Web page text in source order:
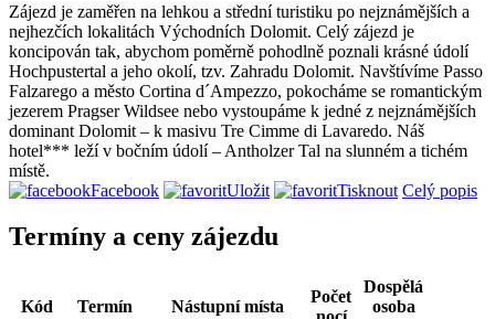
Zájezd je zaměřen na lehkou a střední turistiku po nejznámějších a
nejhezčích lokalitách Východních Dolomit. Celý zájezd je
koncipován tak, abychom poměrně pohodlně poznali krásné údolí
Hochpustertal a jeho okolí, tzv. Zahradu Dolomit. Navštívíme Passo
Falzarego a město Cortina d´Ampezzo, pokocháme se romantickým
jezerem Pragser Wildsee nebo vystoupáme k jedné z nejznámějších
dominant Dolomit – k masivu Tre Cimme di Lavaredo. Náš
hotel*** leží v bočním údolí – Antholzer Tal na slunném a tichém
místě.
Facebook
Uložit Tisknout Celý popis
Termíny a ceny zájezdu
Kód Termín Nástupní místa
Počet
Dospělá
osoba